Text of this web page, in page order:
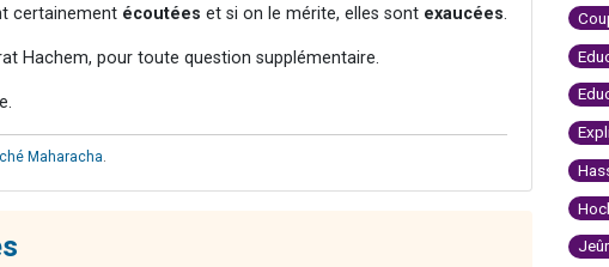
certainement écoutées et si on le mérite, elles sont exaucées.
Hachem, pour toute question supplémentaire.
Maharacha